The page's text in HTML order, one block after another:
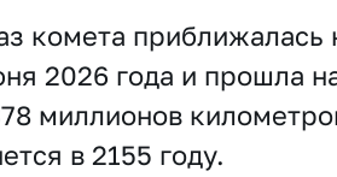
комета приближалась
2026 года и прошла
миллионов
в 2155 году.